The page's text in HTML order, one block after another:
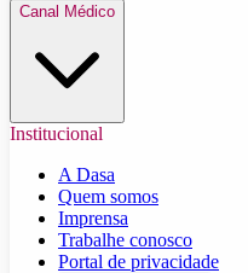
Canal Médico
Institucional
A Dasa
Quem somos
Imprensa
Trabalhe conosco
Portal de privacidade